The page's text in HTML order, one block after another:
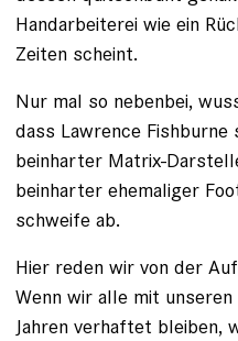
Handarbeiterei wie ein
Zeiten scheint.
Nur mal so nebenbei,
dass Lawrence
beinharter Matrix-
beinharter ehemaliger
schweife ab.
Hier reden wir von der
Wenn wir alle mit
Jahren verhaftet bleiben,